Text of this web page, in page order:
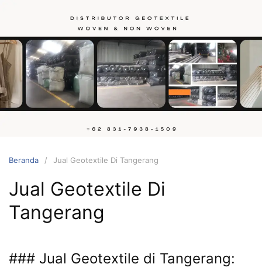
konten
Hubungi
kami
Beranda Jual Geotextile Di Tangerang
Jual Geotextile Di
Tangerang
### Jual Geotextile di Tangerang: